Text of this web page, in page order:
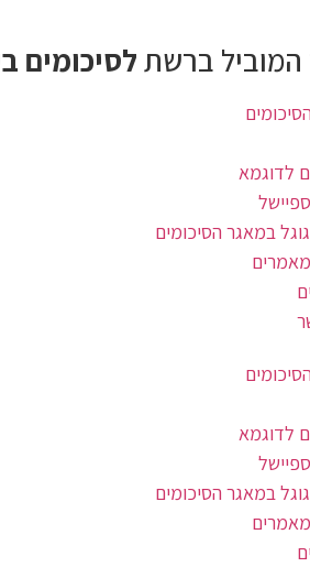
ברשתלסיכומים
לדוגמא
במאגר הסיכומים
לדוגמא
במאגר הסיכומים